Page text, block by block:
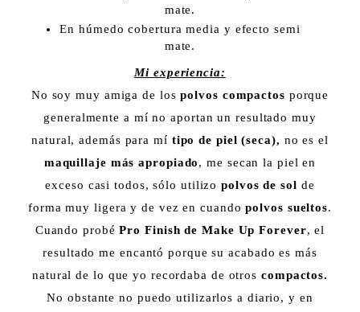
mate.
En húmedo cobertura media y efecto semi
mate.
Mi experiencia:
No soy muy amiga de los polvos compactos porque
generalmente a mí no aportan un resultado muy
natural, además para mí tipo de piel (seca), no es el
maquillaje más apropiado, me secan la piel en
exceso casi todos, sólo utilizo polvos de sol de
forma muy ligera y de vez en cuando polvos sueltos.
Cuando probéPro Finish de Make Up Forever, el
resultado me encantó porque su acabado es más
natural de lo que yo recordaba de otros compactos.
No obstante no puedo utilizarlos a diario, y en